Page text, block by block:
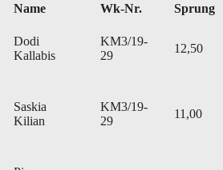
Name Wk-Nr. Sprung
Dodi
Kallabis
KM3/19-
29
12,50
Saskia
Kilian
KM3/19-
29
11,00